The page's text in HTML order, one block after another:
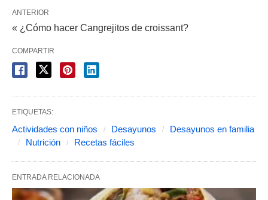
ANTERIOR
« ¿Cómo hacer Cangrejitos de croissant?
COMPARTIR
ETIQUETAS:
Actividades con niños Desayunos
Desayunos en familia
Nutrición
Recetas fáciles
ENTRADA RELACIONADA